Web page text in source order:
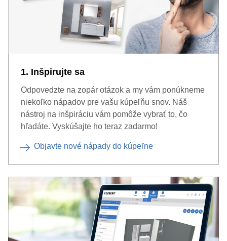
1. Inšpirujte sa
Odpovedzte na zopár otázok a my vám ponúkneme
niekoľko nápadov pre vašu kúpeľňu snov. Náš
nástroj na inšpiráciu vám pomôže vybrať to, čo
hľadáte. Vyskúšajte ho teraz zadarmo!
Objavte nové nápady do kúpeľne